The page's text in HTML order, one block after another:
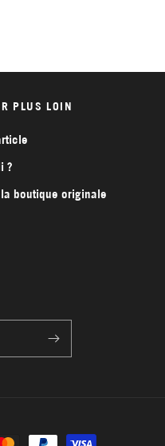
PLUS LOIN
?
boutique originale